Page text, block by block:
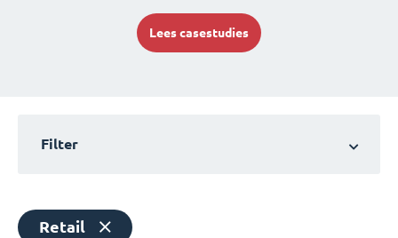
Lees casestudies
Filter
Retail